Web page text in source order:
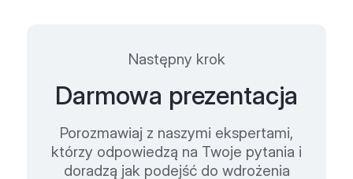
Następny krok
Darmowa prezentacja
Porozmawiaj z naszymi ekspertami,
którzy odpowiedzą na Twoje pytania i
doradzą jak podejść do wdrożenia